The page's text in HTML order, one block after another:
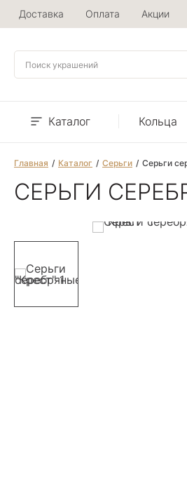
Доставка Оплата Акции
Каталог Кольца
Главная Каталог Серьги Серьги
СЕРЬГИ